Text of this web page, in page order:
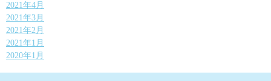
2021年4月
2021年3月
2021年2月
2021年1月
2020年1月